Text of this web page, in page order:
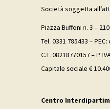
Società soggetta
Piazza Buffoni n. 3 –
Tel. 0331 785433 –
C.F. 08218770157 – P.
Capitale sociale €
Centro